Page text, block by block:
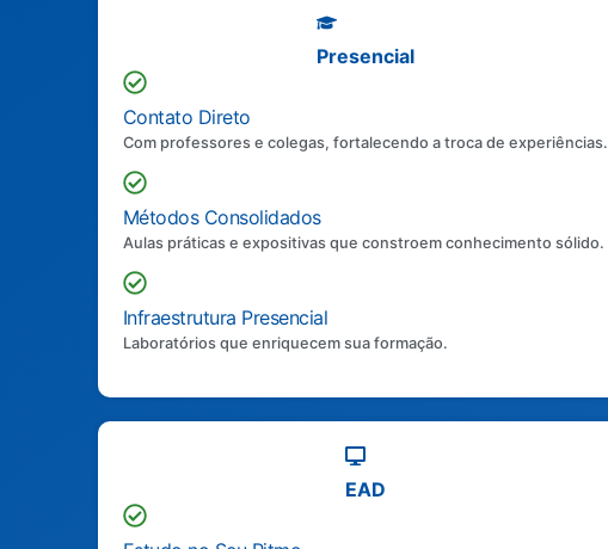
Presencial
Contato Direto
Com professores e colegas, fortalecendo a troca de experiências.
Métodos Consolidados
Aulas práticas e expositivas que constroem conhecimento sólido.
Infraestrutura Presencial
Laboratórios que enriquecem sua formação.
EAD